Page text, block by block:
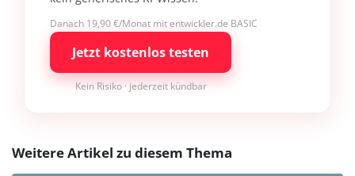
Danach 19,90 €/Monat mit entwickler.de BASIC
Jetzt kostenlos testen
Kein Risiko · jederzeit kündbar
Weitere Artikel zu diesem Thema